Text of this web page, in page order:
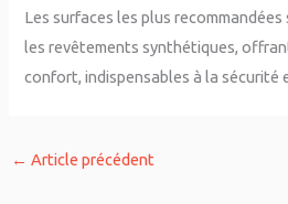
Les surfaces les plus
les revêtements synthétiques,
confort, indispensables à la sécurité
← Article précédent